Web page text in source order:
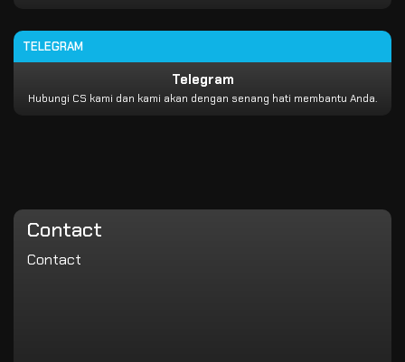
TELEGRAM
Telegram
Hubungi CS kami dan kami akan dengan senang hati membantu Anda.
Contact
Contact